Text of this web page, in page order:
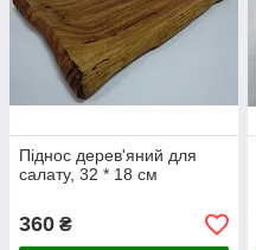
Піднос дерев'яний для
салату, 32 * 18 см
360 ₴